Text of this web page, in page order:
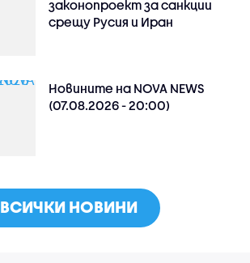
законопроект за санкции
срещу Русия и Иран
Новините на NOVA NEWS
(07.08.2026 - 20:00)
ВСИЧКИ НОВИНИ